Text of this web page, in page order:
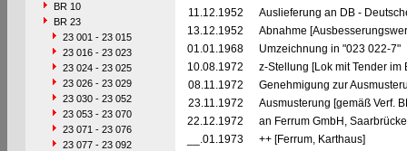
BR 10
BR 23
23 001 - 23 015
23 016 - 23 023
23 024 - 23 025
23 026 - 23 029
23 030 - 23 052
23 053 - 23 070
23 071 - 23 076
23 077 - 23 092
11.12.1952
Auslieferung an DB -
13.12.1952
Abnahme
01.01.1968
Umzeichnung in "023 022-7"
10.08.1972
z-Stellung [Lok mit Tender im
08.11.1972
Genehmigung zur
23.11.1972
Ausmusterung [gemäß Verf.
22.12.1972
an Ferrum GmbH,
__.01.1973
++ [Ferrum, Karthaus]